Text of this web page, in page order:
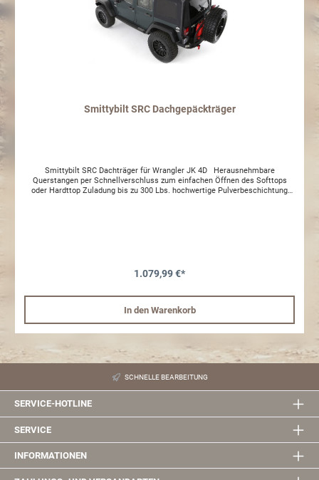
Smittybilt SRC Dachgepäckträger
Smittybilt SRC Dachträger für Wrangler JK 4D Herausnehmbare
Querstangen per Schnellverschluss zum einfachen Öffnen des Softtops
oder Hardttop Zuladung bis zu 300 Lbs. hochwertige Pulverbeschichtung
1.079,99 €*
In den Warenkorb
SCHNELLE BEARBEITUNG
SERVICE-HOTLINE
SERVICE
INFORMATIONEN